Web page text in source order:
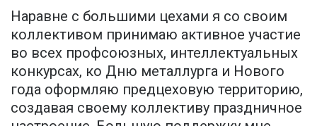
Наравне с большими цехами я со своим
коллективом принимаю активное участие
во всех профсоюзных, интеллектуальных
конкурсах, ко Дню металлурга и Нового
года оформляю предцеховую территорию,
создавая своему коллективу праздничное